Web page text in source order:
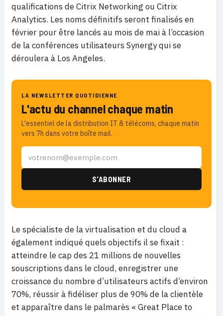
qualifications de Citrix Networking ou Citrix
Analytics. Les noms définitifs seront finalisés en
février pour être lancés au mois de mai à l’occasion
de la conférences utilisateurs Synergy qui se
déroulera à Los Angeles.
LA NEWSLETTER QUOTIDIENNE
L'actu du channel chaque matin
L'essentiel de la distribution IT & télécoms, chaque matin
vers 7h dans votre boîte mail.
Le spécialiste de la virtualisation et du cloud a
également indiqué quels objectifs il se fixait :
atteindre le cap des 21 millions de nouvelles
souscriptions dans le cloud, enregistrer une
croissance du nombre d’utilisateurs actifs d’environ
70%, réussir à fidéliser plus de 90% de la clientèle
et apparaître dans le palmarès « Great Place to